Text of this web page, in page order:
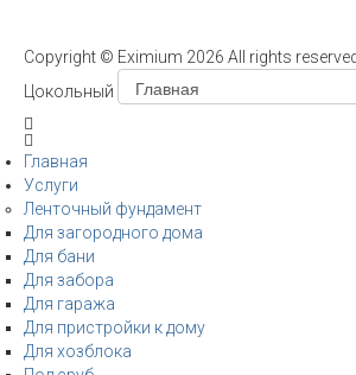
Copyright © Eximium 2026 All rights
Цокольный
Главная
Услуги
Ленточный фундамент
Для загородного дома
Для бани
Для забора
Для гаража
Для пристройки к дому
Для хозблока